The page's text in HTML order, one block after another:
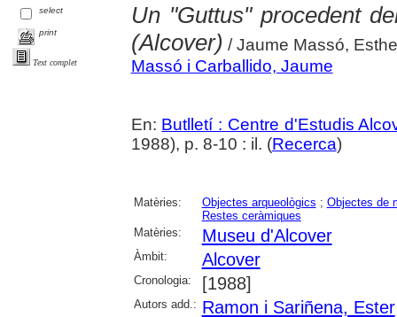
select
print
Text complet
Un "Guttus" procedent
(Alcover) / Jaume Massó,
Massó i Carballido, Jaume
En: Butlletí : Centre d'Estudis
1988), p. 8-10 : il. (Recerca)
Matèries: Objectes arqueològics ; Objectes de
Restes ceràmiques
Matèries:
Museu d'Alcover
Àmbit: Alcover
Cronologia: [1988]
Autors add.: Ramon i Sariñena, Ester